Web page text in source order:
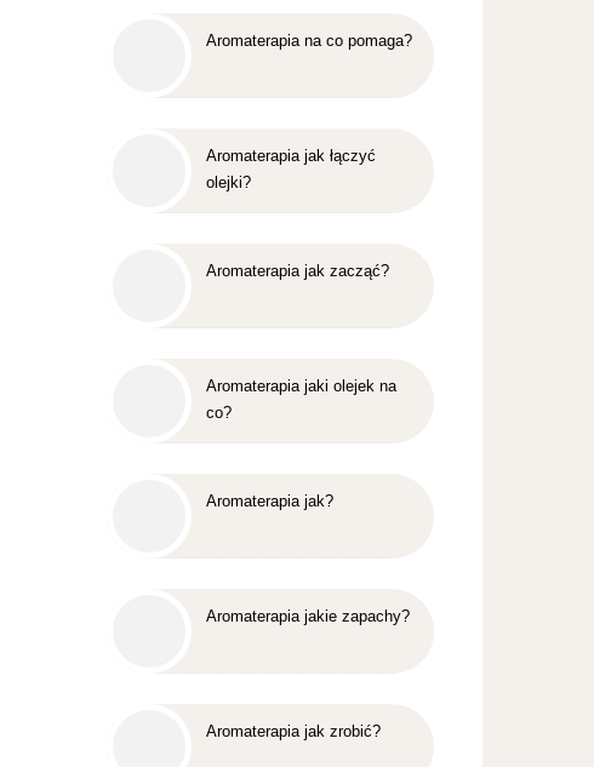
Aromaterapia na co pomaga?
Aromaterapia jak łączyć
olejki?
Aromaterapia jak zacząć?
Aromaterapia jaki olejek na
co?
Aromaterapia jak?
Aromaterapia jakie zapachy?
Aromaterapia jak zrobić?